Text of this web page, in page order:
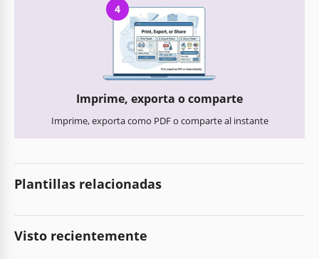
4
Imprime, exporta o comparte
Imprime, exporta como PDF o comparte al instante
Plantillas relacionadas
Visto recientemente